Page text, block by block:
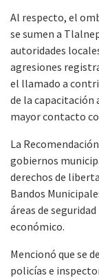
Al respecto, el
se sumen a
autoridades
agresiones
el llamado a
de la capacitación
mayor contacto
La
gobiernos
derechos de
Bandos
áreas de
económico.
Mencionó que se
policías e